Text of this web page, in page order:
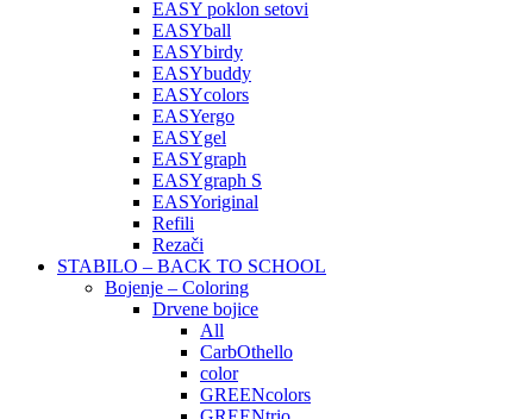
EASY poklon setovi
EASYball
EASYbirdy
EASYbuddy
EASYcolors
EASYergo
EASYgel
EASYgraph
EASYgraph S
EASYoriginal
Refili
Rezači
STABILO – BACK TO SCHOOL
Bojenje – Coloring
Drvene bojice
All
CarbOthello
color
GREENcolors